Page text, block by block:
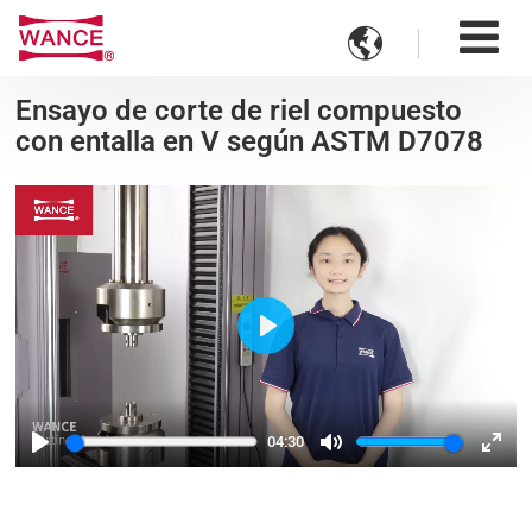

Ensayo de corte de riel compuesto
con entalla en V según ASTM D7078
Play
04:30
Mute
Enter
Play